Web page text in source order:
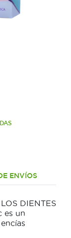
ENVÍOS
DIENTES
es un